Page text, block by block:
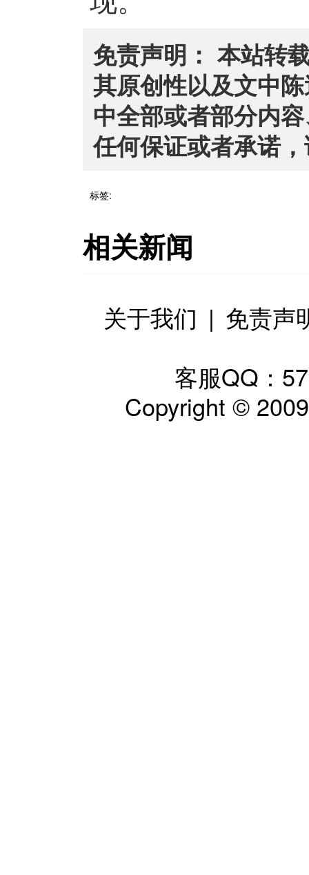
免责声明： 本站转
其原创性以及文中
中全部或者部分内
任何保证或者承诺
标签:
相关新闻
关于我们 | 免责声
客服QQ：
Copyright ©